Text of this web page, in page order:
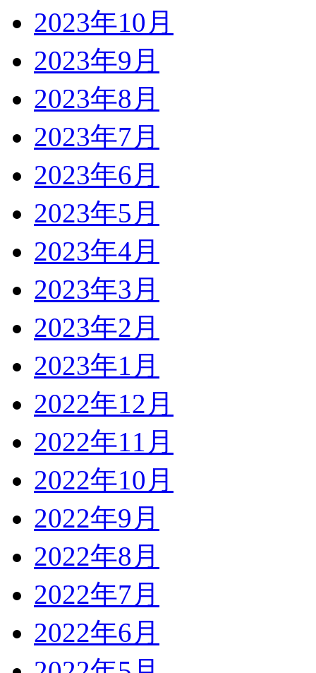
2023年10月
2023年9月
2023年8月
2023年7月
2023年6月
2023年5月
2023年4月
2023年3月
2023年2月
2023年1月
2022年12月
2022年11月
2022年10月
2022年9月
2022年8月
2022年7月
2022年6月